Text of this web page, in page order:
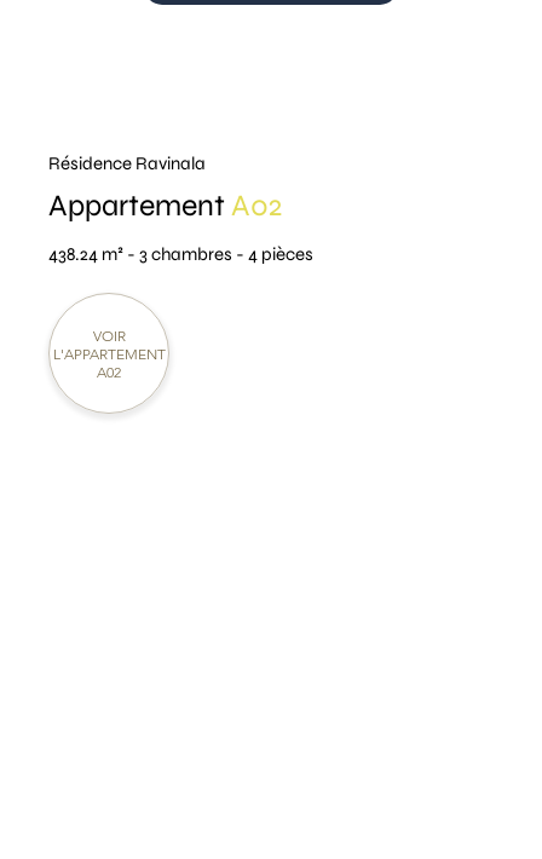
AppartementA02
Résidence Ravinala
438.24 m² - 3 chambres - 4 pièces
VOIR
L'APPARTEMENT
A02